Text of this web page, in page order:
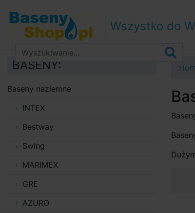
Przejdź do treści
Przejdź do paska bocznegoWszystko do
BASENY:
Baseny naziemne
INTEX
Bestway
Swing
MARIMEX
GRE
AZURO